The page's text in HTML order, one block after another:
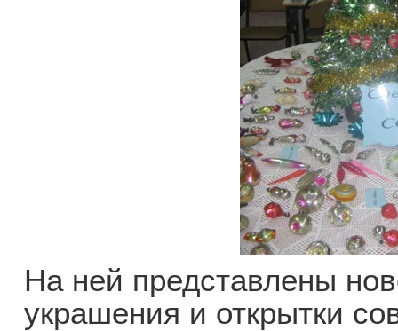
На ней представлены
украшения и открытки